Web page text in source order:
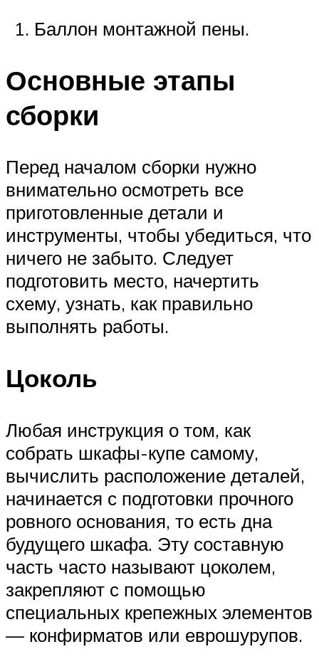
Баллон монтажной пены.
Основные этапы
сборки
Перед началом сборки нужно
внимательно осмотреть все
приготовленные детали и
инструменты, чтобы убедиться, что
ничего не забыто. Следует
подготовить место, начертить
схему, узнать, как правильно
выполнять работы.
Цоколь
Любая инструкция о том, как
собрать шкафы-купе самому,
вычислить расположение деталей,
начинается с подготовки прочного
ровного основания, то есть дна
будущего шкафа. Эту составную
часть часто называют цоколем,
закрепляют с помощью
специальных крепежных элементов
— конфирматов или еврошурупов.